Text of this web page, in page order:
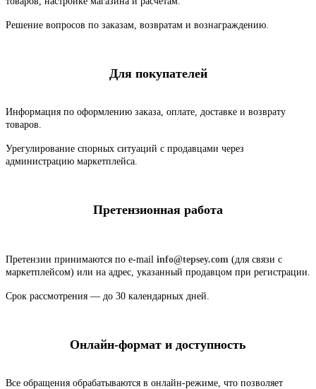
Решение вопросов по заказам, возвратам и вознаграждению.
Для покупателей
Информация по оформлению заказа, оплате, доставке и возврату
товаров.
Урегулирование спорных ситуаций с продавцами через
администрацию маркетплейса.
Претензионная работа
Претензии принимаются по e-mail info@tepsey.com (для связи с
маркетплейсом) или на адрес, указанный продавцом при регистрации.
Срок рассмотрения — до 30 календарных дней.
Онлайн-формат и доступность
Все обращения обрабатываются в онлайн-режиме, что позволяет